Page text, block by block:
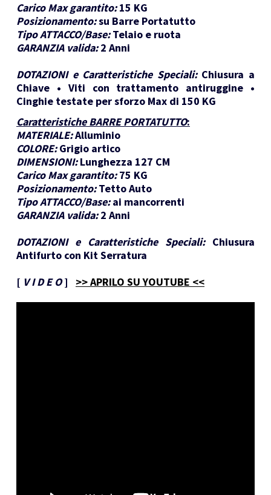
Carico Max garantito: 15 KG
Posizionamento:su Barre Portatutto
Tipo ATTACCO/Base: Telaio e ruota
GARANZIA valida: 2 Anni
DOTAZIONI e Caratteristiche Speciali: Chiusura a
Chiave • Viti con trattamento antiruggine •
Cinghie testate per sforzo Max di 150 KG
Caratteristiche BARRE PORTATUTTO:
MATERIALE:Alluminio
COLORE: Grigio artico
DIMENSIONI: Lunghezza 127 CM
Carico Max garantito: 75 KG
Posizionamento: Tetto Auto
Tipo ATTACCO/Base: ai mancorrenti
GARANZIA valida: 2 Anni
DOTAZIONI e Caratteristiche Speciali: Chiusura
Antifurto con Kit Serratura
[ V I D E O] >> APRILO SU YOUTUBE <<